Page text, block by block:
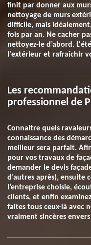
finit par donner aux
nettoyage de murs
difficile, mais
fois par an. Ne cacher
nettoyez-le d’abord.
l'extérieur et rafraîchir
Les
professionnel de
Connaitre quels
connaissance des
meilleur sera parfait.
pour vos travaux de
demander le devis
d’autres après), ensuite
l’entreprise choisie,
clients, et enfin
faites tous ceux-là avec
vraiment sincères